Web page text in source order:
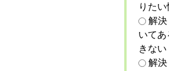
りた
解
いて
きない
解